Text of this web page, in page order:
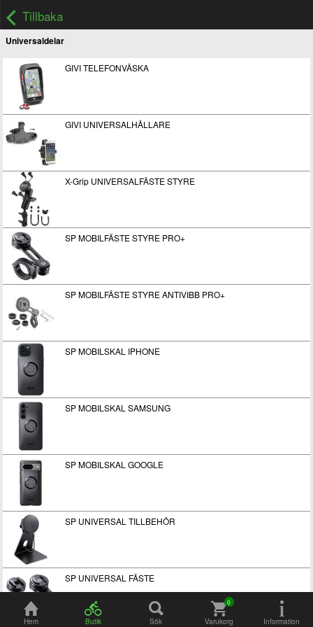
Tillbaka
Universaldelar
GIVI TELEFONVÄSKA
GIVI UNIVERSALHÅLLARE
X-Grip UNIVERSALFÄSTE STYRE
SP MOBILFÄSTE STYRE PRO+
SP MOBILFÄSTE STYRE ANTIVIBB PRO+
SP MOBILSKAL IPHONE
SP MOBILSKAL SAMSUNG
SP MOBILSKAL GOOGLE
SP UNIVERSAL TILLBEHÖR
SP UNIVERSAL FÄSTE
Hem Butik Sök Varukorg Information